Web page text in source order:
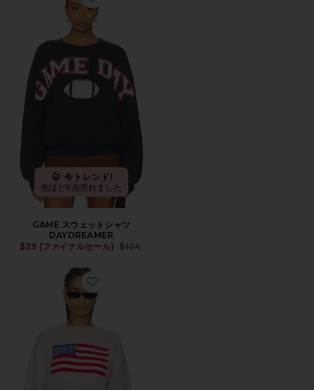
Favorite GAME スウェットシャツ
今トレンド!
先ほど8点売れました
GAME スウェットシャツ
DAYDREAMER
$39 (ファイナルセール)
Previous price:
$124
Favorite ALORAH セーター